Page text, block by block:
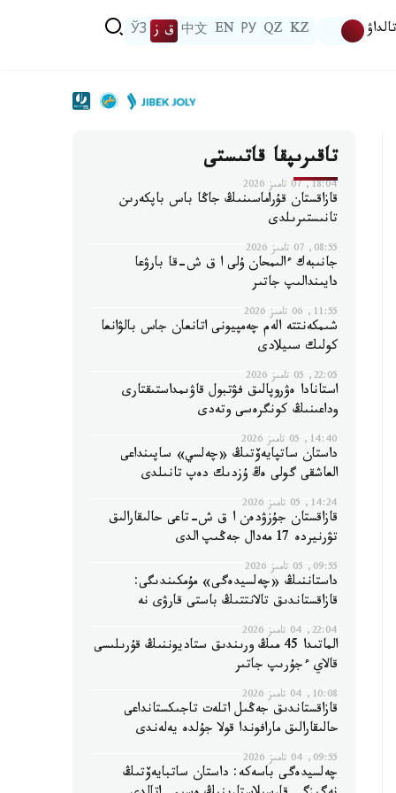
تالداۋ KZ
QZ
РУ
EN
中文 ق ز ЎЗ
تاقىرىپقا قاتىستى
18:04, 07 تامىز 2026
قازاقستان قۇراماسىنىڭ جاڭا باس باپكەرىن
تانىستىرىلدى
08:55, 07 تامىز 2026
جانىبەك ءالىمحان ۇلى ا ق ش-قا بارۋعا
دايىندالىپ جاتىر
11:55, 06 تامىز 2026
شىمكەنتتە الەم چەمپيونى اتانعان جاس بالۋانعا
كولىك سىيلادى
22:05, 05 تامىز 2026
استانادا ەۋروپالىق فۋتبول قاۋىمداستىقتارى
وداعىنىڭ كونگرەسى وتەدى
14:40, 05 تامىز 2026
داستان ساتپايەۆتىڭ «چەلسي» ساپىنداعى
العاشقى گولى ەڭ ۇزدىك دەپ تانىلدى
14:24, 05 تامىز 2026
قازاقستان جۇزۋدەن ا ق ش-تاعى حالىقارالىق
تۋرنيردە 17 مەدال جەڭىپ الدى
09:55, 05 تامىز 2026
داستاننىڭ «چەلسيدەگى» مۇمكىندىگى:
قازاقستاندىق تالانتتىڭ باستى قارۋى نە
22:04, 04 تامىز 2026
الماتىدا 45 مىڭ ورىندىق ستاديوننىڭ قۇرىلىسى
قالاي ءجۇرىپ جاتىر
10:08, 04 تامىز 2026
قازاقستاندىق جەڭىل اتلەت تاجىكستانداعى
حالىقارالىق مارافوندا قولا جۇلدە يەلەندى
09:55, 04 تامىز 2026
چەلسيدەگى باسەكە: داستان ساتبايەۆتىڭ